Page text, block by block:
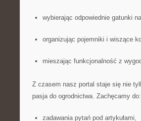
wybierając odpowiednie gatunki
organizując pojemniki i wiszące
mieszając funkcjonalność z
Z czasem nasz portal staje się nie
pasja do ogrodnictwa. Zachęcamy do:
zadawania pytań pod artykułami,